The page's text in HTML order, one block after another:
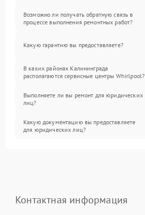
Возможно ли получать обратную связь в
процессе выполнения ремонтных работ?
Какую гарантию вы предоставляете?
В каких районах Калининграда
располагаются сервисные центры Whirlpool?
Выполняете ли вы ремонт для юридических
лиц?
Какую документацию вы предоставляете
для юридических лиц?
Контактная информация